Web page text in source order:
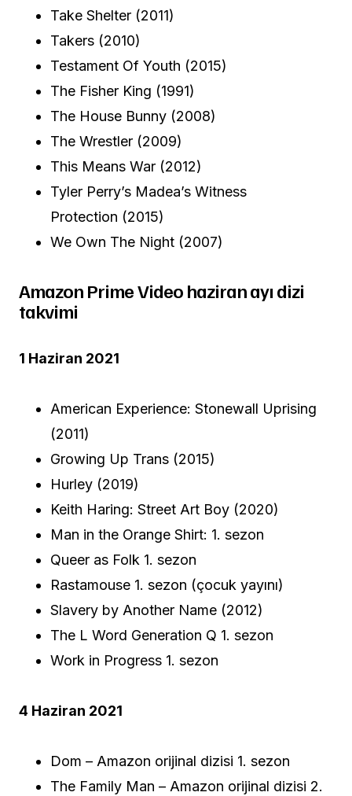
Take Shelter (2011)
Takers (2010)
Testament Of Youth (2015)
The Fisher King (1991)
The House Bunny (2008)
The Wrestler (2009)
This Means War (2012)
Tyler Perry’s Madea’s Witness
Protection (2015)
We Own The Night (2007)
Amazon Prime Video haziran ayı dizi
takvimi
1 Haziran 2021
American Experience: Stonewall Uprising
(2011)
Growing Up Trans (2015)
Hurley (2019)
Keith Haring: Street Art Boy (2020)
Man in the Orange Shirt: 1. sezon
Queer as Folk 1. sezon
Rastamouse 1. sezon (çocuk yayını)
Slavery by Another Name (2012)
The L Word Generation Q 1. sezon
Work in Progress 1. sezon
4 Haziran 2021
Dom – Amazon orijinal dizisi 1. sezon
The Family Man – Amazon orijinal dizisi 2.